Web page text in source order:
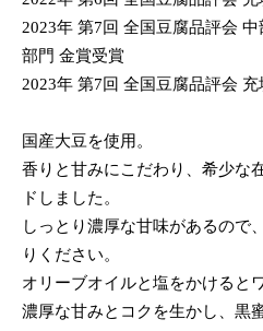
2023年 第7回 全国豆腐品評会
部門 金賞受賞
2023年 第7回 全国豆腐品評会
国産大豆を使用。
香りと甘みにこだわり、希少な
ドしました。
しっとり濃厚な甘味があるので
りください。
オリーブオイルと塩をかけると
濃厚な甘みとコクを生かし、黒